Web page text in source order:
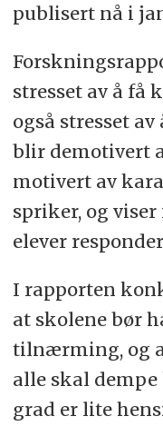
publisert nå i
stresset av å få
også stresset
blir demotivert
motivert av
spriker, og
elever
I rapporten
at skolene bør
tilnærming, og
alle skal
grad er lite